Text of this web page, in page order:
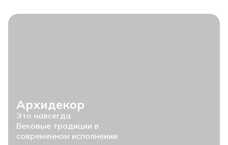
Архидекор
Это навсегда
Вековые традиции в
современном исполнении